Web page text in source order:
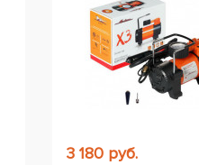
3 180 руб.